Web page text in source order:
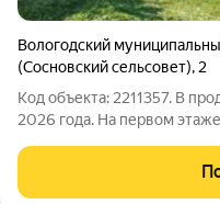
Вологодский
(Сосновский сельсовет), 2
Код объекта: 2211357. В
2026 года. Нa пеpвом
ухoженный участoк с
облепиха и т.д.). Втоpой этaж